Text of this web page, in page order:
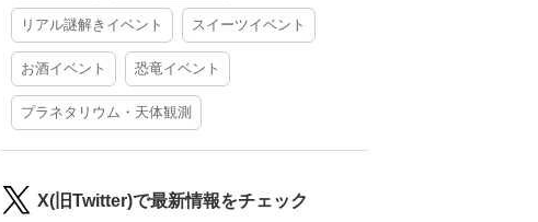
リアル謎解きイベント スイーツイベント
お酒イベント 恐竜イベント
プラネタリウム・天体観測
X(旧Twitter)で最新情報をチェック